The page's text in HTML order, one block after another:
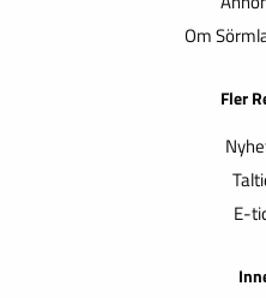
Om
Fler
E-